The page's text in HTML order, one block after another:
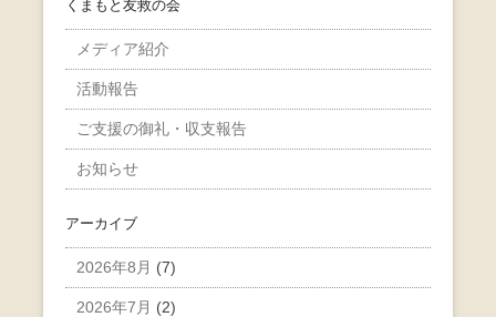
くまもと友救の会
メディア紹介
活動報告
ご支援の御礼・収支報告
お知らせ
アーカイブ
2026年8月 (7)
2026年7月 (2)